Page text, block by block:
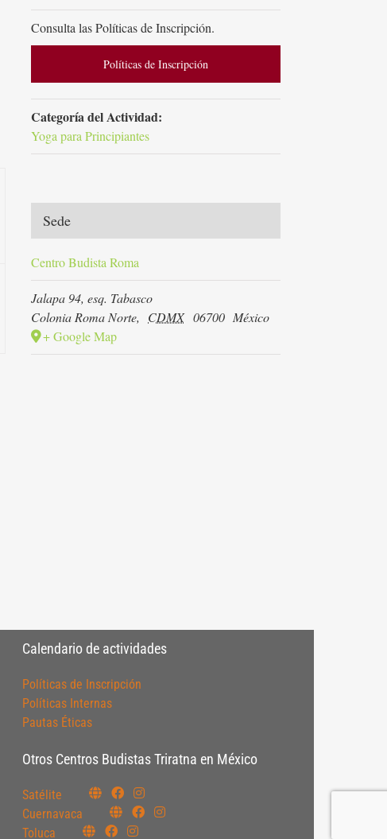
Consulta las Políticas de Inscripción.
Políticas de Inscripción
Categoría del Actividad:
Yoga para Principiantes
Sede
Centro Budista Roma
Jalapa 94, esq. Tabasco
Colonia Roma Norte, CDMX 06700 México
+ Google Map
Calendario de actividades
Políticas de Inscripción
Políticas Internas
Pautas Éticas
Otros Centros Budistas Triratna en México
Satélite
Cuernavaca
Toluca